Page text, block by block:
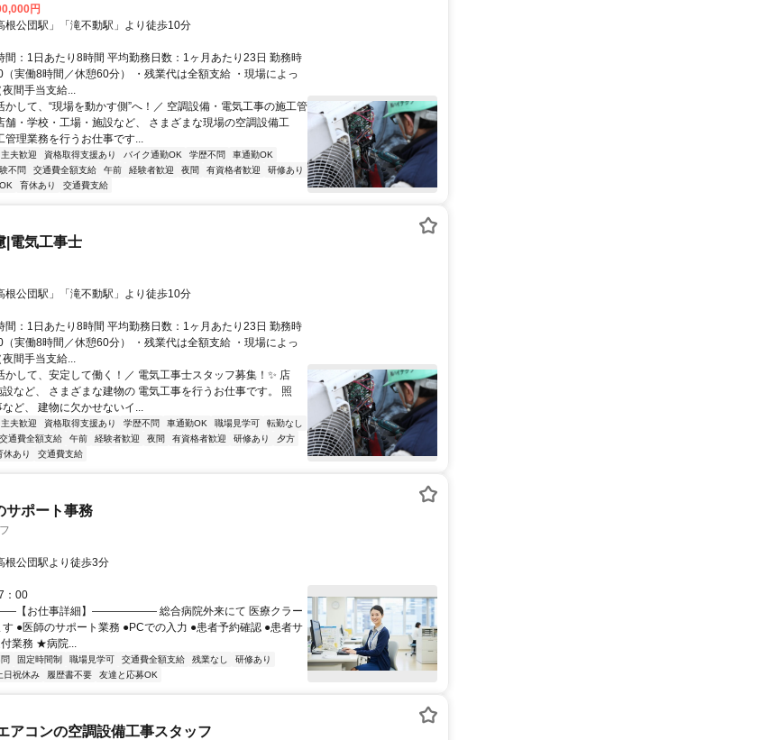
円
根公団駅」「滝不動駅」より徒歩10分
間：1日あたり8時間 平均勤務日数：1ヶ月あたり23日 勤務時
実働8時間／休憩60分） ・残業代は全額支給 ・現場によっ
間手当支給...
かして、“現場を動かす側”へ！／ 空調設備・電気工事の施工管
舗・学校・工場・施設など、 さまざまな現場の空調設備工
管理業務を行うお仕事です...
夫歓迎 資格取得支援あり バイク通勤OK 学歴不問
車通勤OK
不問 交通費全額支給 午前 経験者歓迎 夜間 有資格者歓迎
研修あり
育休あり 交通費支給
|電気工事士
根公団駅」「滝不動駅」より徒歩10分
間：1日あたり8時間 平均勤務日数：1ヶ月あたり23日 勤務時
実働8時間／休憩60分） ・残業代は全額支給 ・現場によっ
間手当支給...
かして、安定して働く！／ 電気工事士スタッフ募集！✨ 店
など、 さまざまな建物の 電気工事を行うお仕事です。 照
ど、 建物に欠かせないイ...
夫歓迎 資格取得支援あり 学歴不問 車通勤OK 職場見学可
転勤なし
交通費全額支給 午前 経験者歓迎 夜間 有資格者歓迎 研修あり
夕方
休あり 交通費支給
サポート事務
根公団駅より徒歩3分
：00
お仕事詳細】―――――― 総合病院外来にて 医療クラー
●医師のサポート業務 ●PCでの入力 ●患者予約確認 ●患者サ
業務 ★病院...
固定時間制 職場見学可 交通費全額支給 残業なし
研修あり
日祝休み 履歴書不要 友達と応募OK
アコンの空調設備工事スタッフ